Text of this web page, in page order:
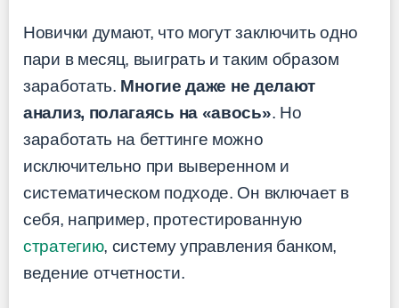
Новички думают, что могут заключить одно
пари в месяц, выиграть и таким образом
заработать. Многие даже не делают
анализ, полагаясь на «авось». Но
заработать на беттинге можно
исключительно при выверенном и
систематическом подходе. Он включает в
себя, например, протестированную
стратегию, систему управления банком,
ведение отчетности.